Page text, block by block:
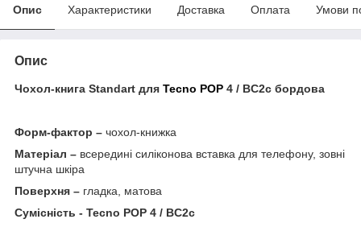
Опис Характеристики Доставка Оплата Умови
Опис
Чохол-книга Standart для Tecno POP 4 / BC2c бордова
Форм-фактор – чохол-книжка
Матеріал – всередині силіконова вставка для телефону, зовні
штучна шкіра
Поверхня – гладка, матова
Сумісність - Tecno POP 4 / BC2c